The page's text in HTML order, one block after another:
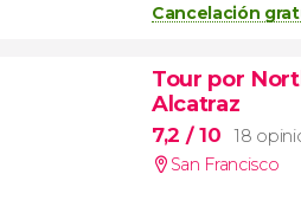
Cancelación
Tour por
Alcatraz
7,2 / 10
18
San Francisco